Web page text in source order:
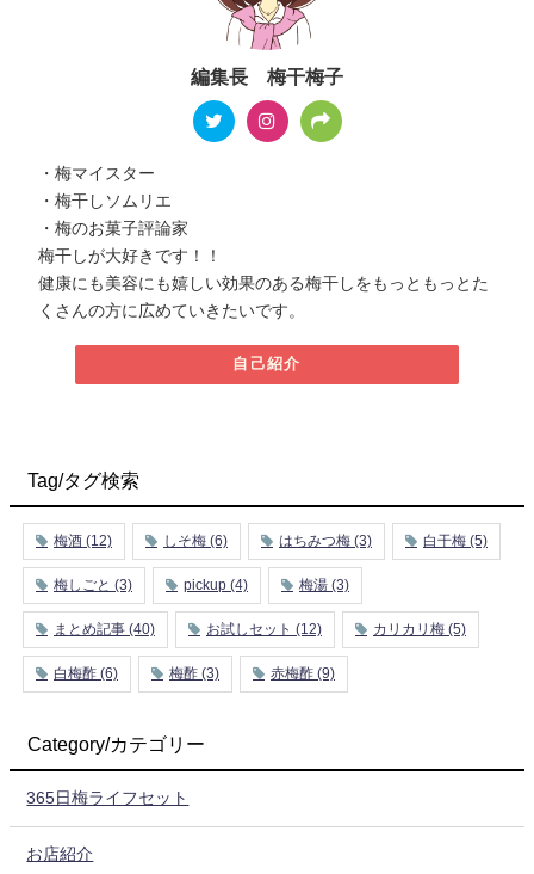
編集長 梅干梅子
・梅マイスター
・梅干しソムリエ
・梅のお菓子評論家
梅干しが大好きです！！
健康にも美容にも嬉しい効果のある梅干しをもっともっとた
くさんの方に広めていきたいです。
自己紹介
Tag/タグ検索
梅酒 (12) しそ梅 (6) はちみつ梅 (3) 白干梅 (5)
梅しごと (3) pickup (4) 梅湯 (3)
まとめ記事 (40) お試しセット (12) カリカリ梅 (5)
白梅酢 (6) 梅酢 (3) 赤梅酢 (9)
Category/カテゴリー
365日梅ライフセット
お店紹介